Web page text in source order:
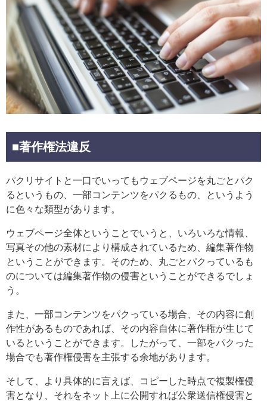
■著作権法違反
パクリサイトと一口でいってもウェブページを丸ごとパク
るというもの、一部コンテンツをパクるもの、というよう
に色々な類型があります。
ウェブページ全体ということでいうと、いろいろな情報、
写真その他の素材により構成されているため、編集著作物
ということができます。そのため、丸ごとパクっているも
のについては編集著作物の侵害ということができるでしょ
う。
また、一部コンテンツをパクっている場合、その内容に創
作性があるものであれば、その内容自体に著作権が生じて
いるということができます。したがって、一部をパクった
場合でも著作権侵害を主張する余地があります。
そして、より具体的に言えば、コピーした時点で複製権侵
害となり、それをネット上に公開すれば公衆送信権侵害と